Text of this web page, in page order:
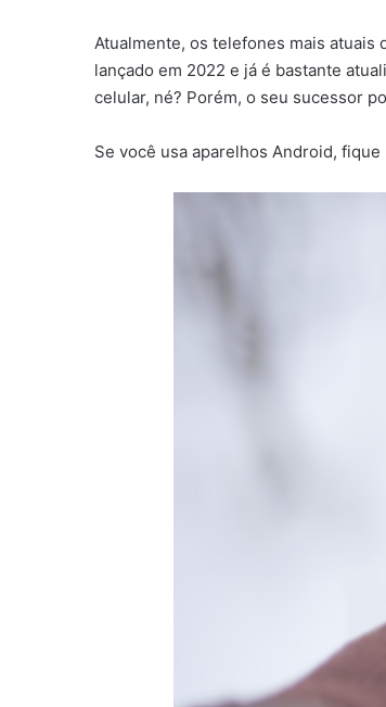
Atualmente, os telefones mais atuais
lançado em 2022 e já é bastante
celular, né? Porém, o seu sucessor
Se você usa aparelhos Android,